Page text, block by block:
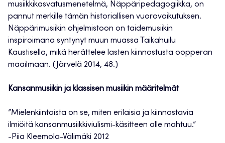
musiikkikasvatusmenetelmä, Näppäripedagogiikka, on
pannut merkille tämän historiallisen vuorovaikutuksen.
Näppärimusiikin ohjelmistoon on taidemusiikin
inspiroimana syntynyt muun muassa Taikahuilu
Kaustisella, mikä herättelee lasten kiinnostusta oopperan
maailmaan. (Järvelä 2014, 48.)
Kansanmusiikin ja klassisen musiikin määritelmät
”Mielenkiintoista on se, miten erilaisia ja kiinnostavia
ilmiöitä kansanmusiikkiviulismi-käsitteen alle mahtuu.”
-Piia Kleemola-Välimäki 2012